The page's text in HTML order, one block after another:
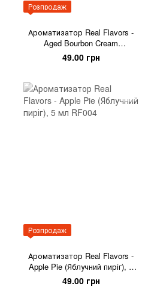
Розпродаж
Ароматизатор Real Flavors -
Aged Bourbon Cream
(Вершковий віскі), 5 мл
49.00 грн
Розпродаж
Ароматизатор Real Flavors -
Apple Pie (Яблучний пиріг), 5
мл
49.00 грн